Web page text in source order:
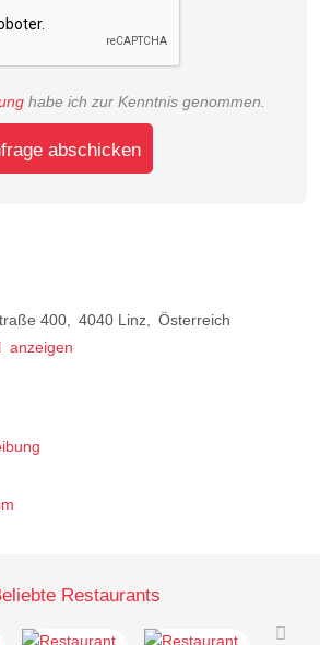
habe ich zur Kenntnis genommen.
abschicken
400 4040 Linz
Österreich
anzeigen
Restaurants